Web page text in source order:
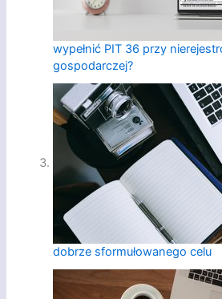
wypełnić PIT 36 przy
gospodarczej?
dobrze sformułowanego celu